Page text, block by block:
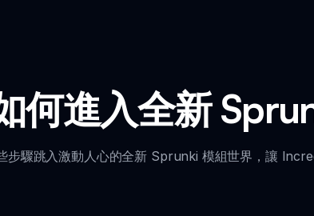
何進入全新
步驟跳入激動人心的全新 Sprunki 模組世界，讓